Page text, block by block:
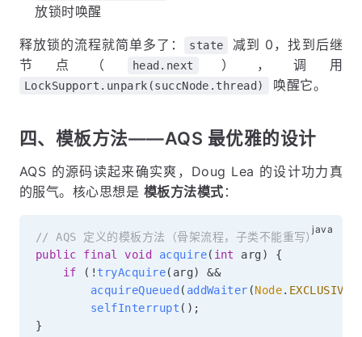
放锁时唤醒
释放锁的流程就简单多了： state
减到 0，找到后继
节点（
head.next ），调用
LockSupport.unpark(succNode.thread) 唤醒它。
四、模板方法——AQS 最优雅的设计
AQS 的源码读起来确实爽，Doug Lea 的设计功力真
的服气。核心思想是 模板方法模式 ：
// AQS 定义的模板方法（骨架流程，子类不能重写）
public
final void acquire( int arg)
{
if
( ! tryAcquire( arg)
&&
acquireQueued ( addWaiter (Node. EXCLUSIVE
selfInterrupt ( ) ;
}